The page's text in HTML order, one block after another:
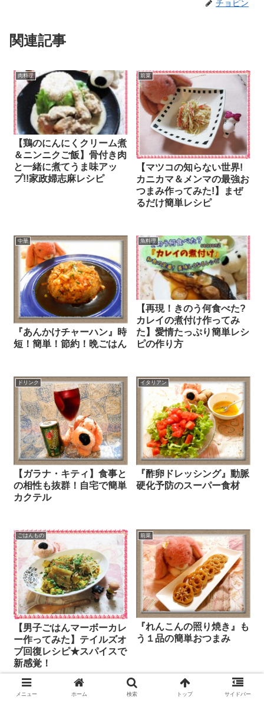
チョピン
関連記事
肉料理
【鶏のにんにくクリーム煮
＆ニンニクご飯】骨付き肉
と一緒に煮てうま味アッ
プ!!家政婦志麻レシピ
前菜
【マツコの知らない世界!
カニカマ＆メンマの最強お
つまみ作ってみた!】まぜ
るだけ簡単レシピ
中華
『あんかけチャーハン』時
短！簡単！節約！晩ごはん
魚料理
【再現！きのう何食べた?
カレイの煮付け作ってみ
た】愛情たっぷり簡単レシ
ピの作り方
ドリンク
【ガラナ・キティ】食事と
の相性も抜群！自宅で簡単
カクテル
イタリアン
『酢卵ドレッシング』動脈
硬化予防のスーパー食材
ごはんもの
【男子ごはんマーボーカレ
ー作ってみた】テイルズオ
ブ回復レシピ★スパイスで
新感覚！
前菜
『れんこんの照り焼き』も
う１品の簡単おつまみ
メニュー ホーム 検索 トップ サイドバー